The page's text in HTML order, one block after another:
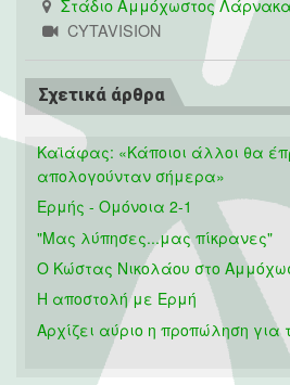
CYTAVISION
Σχετικά άρθρα
Καϊάφας: «Κάποιοι άλλοι θα
απολογούνταν σήμερα»
Ερμής - Ομόνοια 2-1
"Μας λύπησες...μας πίκρανες"
Ο Κώστας Νικολάου στο
Η αποστολή με Ερμή
Αρχίζει αύριο η προπώληση